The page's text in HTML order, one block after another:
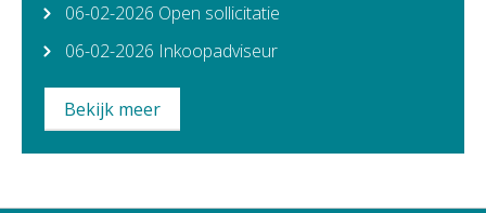
06-02-2026 Open sollicitatie
06-02-2026 Inkoopadviseur
Bekijk meer